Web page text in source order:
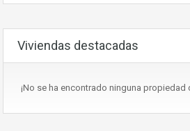
Viviendas destacadas
¡No se ha encontrado ninguna propiedad